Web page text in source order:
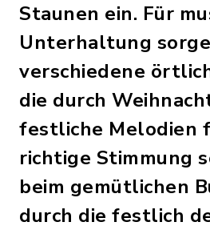
Staunen ein. Für
Unterhaltung
verschiedene
die durch
festliche Melodien
richtige Stimmung
beim gemütlichen
durch die festlich